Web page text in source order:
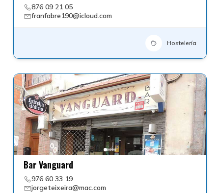
876 09 21 05
franfabre190@icloud.com
Hostelería
Bar Vanguard
976 60 33 19
jorgeteixeira@mac.com